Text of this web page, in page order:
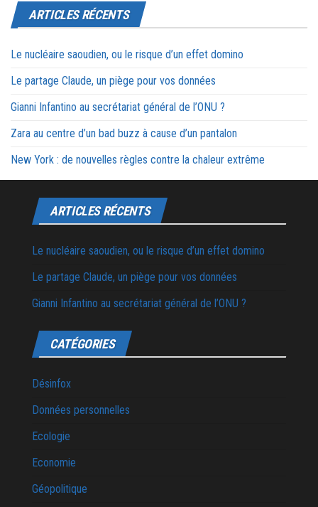
ARTICLES RÉCENTS
Le nucléaire saoudien, ou le risque d’un effet domino
Le partage Claude, un piège pour vos données
Gianni Infantino au secrétariat général de l’ONU ?
Zara au centre d’un bad buzz à cause d’un pantalon
New York : de nouvelles règles contre la chaleur extrême
ARTICLES RÉCENTS
Le nucléaire saoudien, ou le risque d’un effet domino
Le partage Claude, un piège pour vos données
Gianni Infantino au secrétariat général de l’ONU ?
CATÉGORIES
Désinfox
Données personnelles
Ecologie
Economie
Géopolitique